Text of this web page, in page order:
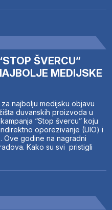
ŠVERCU”
MEDIJSKE
najbolju medijsku objavu
duvanskih proizvoda u
“Stop švercu” koju
oporezivanje (UIO) i
Ove godine na nagradni
Kako su svi pristigli